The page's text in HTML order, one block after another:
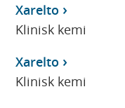
Xarelto
Klinisk kemi
Xarelto
Klinisk kemi